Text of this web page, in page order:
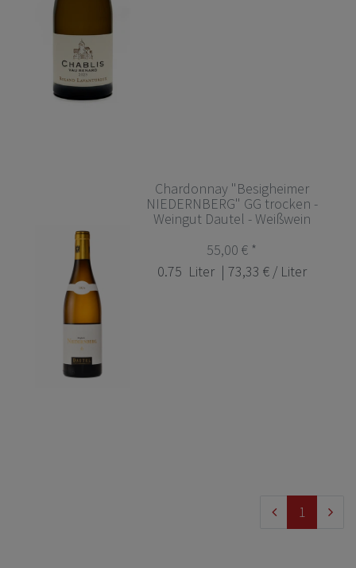
Chardonnay "Besigheimer
NIEDERNBERG" GG trocken -
Weingut Dautel - Weißwein
55,00 € *
0.75 Liter | 73,33 € / Liter
1